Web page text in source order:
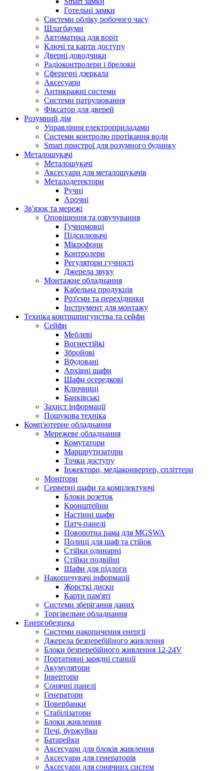
Готельні замки
Системи обліку робочого часу
Шлагбауми
Автоматика для воріт
Ключі та карти доступу
Дверні доводчики
Радіоконтролери і брелоки
Сферичні дзеркала
Аксесуари
Антикражні системи
Системи патрулювання
Фіксатор для дверей
Розумний дім
Управління електроприладами
Системи контролю протікання води
Smart пристрої для розумного будинку
Металошукачі
Металошукачі
Аксесуари для металошукачів
Металодетектори
Ручні
Арочні
Зв'язок та мережі
Оповіщення та озвучування
Гучномовці
Підсилювачі
Мікрофони
Контролери
Регулятори гучності
Джерела звуку
Монтажне обладнання
Кабельна продукція
Роз'єми та перехідники
Інструмент для монтажу
Техніка контршпигунства та сейфи
Сейфи
Меблеві
Вогнестійкі
Збройові
Вбудовані
Архівні шафи
Шафи осередкові
Ключниці
Банківські
Захист інформації
Пошукова техніка
Комп'ютерне обладнання
Мережеве обладнання
Комутатори
Маршрутизатори
Точки доступу
Інжектори, медіаконвертер, спліттери
Монітори
Серверні шафи та комплектуючі
Блоки розеток
Кронштейни
Настінні шафи
Патч-панелі
Поворотна рама для MGSWA
Полиці для шаф та стійок
Стійки одинарні
Стійки подвійні
Шафи для підлоги
Накопичувачі інформації
Жорсткі диски
Карти пам'яті
Системи зберігання даних
Торгівельне обладнання
Енергобезпека
Системи накопичення енергії
Джерела безперебійного живлення
Блоки безперебійного живлення 12-24V
Портативні зарядні станції
Акумулятори
Інвертори
Сонячні панелі
Генератори
Повербанки
Стабілізатори
Блоки живлення
Печі, буржуйки
Батарейки
Аксесуари для блоків живлення
Аксесуари для генераторів
Аксесуари для сонячних систем